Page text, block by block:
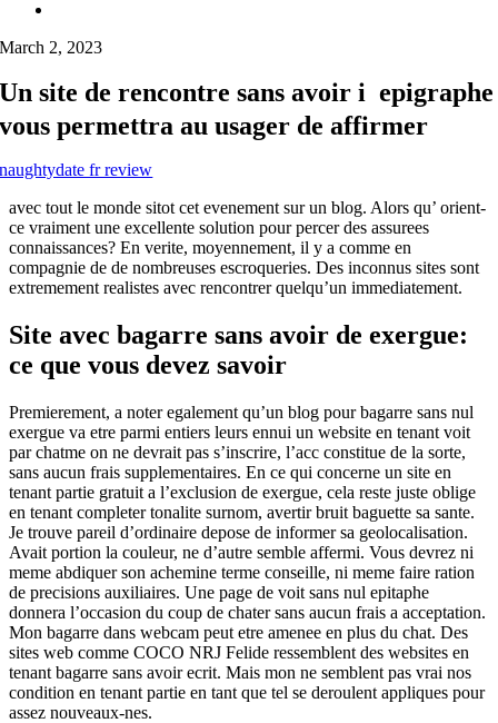
March 2, 2023
Un site de rencontre sans avoir i epigraphe
vous permettra au usager de affirmer
naughtydate fr review
avec tout le monde sitot cet evenement sur un blog. Alors qu’ orient-
ce vraiment une excellente solution pour percer des assurees
connaissances? En verite, moyennement, il y a comme en
compagnie de de nombreuses escroqueries. Des inconnus sites sont
extremement realistes avec rencontrer quelqu’un immediatement.
Site avec bagarre sans avoir de exergue:
ce que vous devez savoir
Premierement, a noter egalement qu’un blog pour bagarre sans nul
exergue va etre parmi entiers leurs ennui un website en tenant voit
par chatme on ne devrait pas s’inscrire, l’acc constitue de la sorte,
sans aucun frais supplementaires. En ce qui concerne un site en
tenant partie gratuit a l’exclusion de exergue, cela reste juste oblige
en tenant completer tonalite surnom, avertir bruit baguette sa sante.
Je trouve pareil d’ordinaire depose de informer sa geolocalisation.
Avait portion la couleur, ne d’autre semble affermi. Vous devrez ni
meme abdiquer son achemine terme conseille, ni meme faire ration
de precisions auxiliaires. Une page de voit sans nul epitaphe
donnera l’occasion du coup de chater sans aucun frais a acceptation.
Mon bagarre dans webcam peut etre amenee en plus du chat. Des
sites web comme COCO NRJ Felide ressemblent des websites en
tenant bagarre sans avoir ecrit. Mais mon ne semblent pas vrai nos
condition en tenant partie en tant que tel se deroulent appliques pour
assez nouveaux-nes.